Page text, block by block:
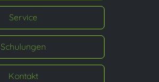
Service
Schulungen
Kontakt